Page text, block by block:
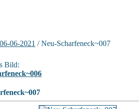
06-06-2021 / Neu-Scharfeneck~007
Bild: